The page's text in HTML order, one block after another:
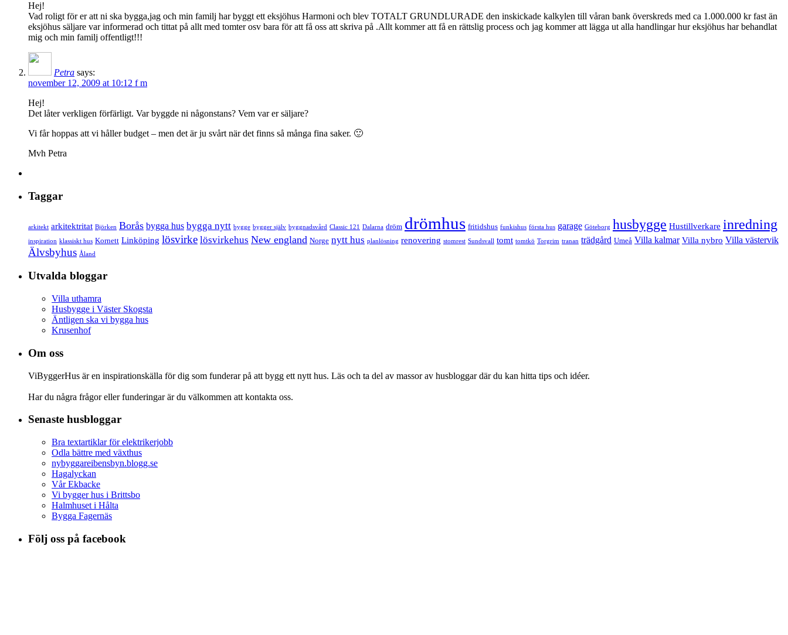
Hej!
Vad roligt för er att ni ska bygga,jag och min familj har byggt ett eksjöhus Harmoni och blev TOTALT GRUNDLURADE den inskickade kalkylen till våran bank överskreds med ca 1.000.000 kr fast än
eksjöhus säljare var informerad och tittat på allt med tomter osv bara för att få oss att skriva på .Allt kommer att få en rättslig process och jag kommer att lägga ut alla handlingar hur eksjöhus har behandlat
mig och min familj offentligt!!!
Petra says:
november 12, 2009 at 10:12 f m
Hej!
Det låter verkligen förfärligt. Var byggde ni någonstans? Vem var er säljare?
Vi får hoppas att vi håller budget – men det är ju svårt när det finns så många fina saker. 🙂
Mvh Petra
Taggar
arkitekt arkitektritat Björken Borås bygga hus bygga nytt bygge bygger själv byggnadsvård Classic 121 Dalarna dröm drömhus fritidshus funkishus första hus garage Göteborg husbygge Hustillverkare inredning
inspiration klassiskt hus Kornett Linköping lösvirke lösvirkehus New england Norge nytt hus planlösning renovering stomrest Sundsvall tomt tomtkö Torgrim tranan trädgård Umeå Villa kalmar Villa nybro Villa västervik
Älvsbyhus Åland
Utvalda bloggar
Villa uthamra
Husbygge i Väster Skogsta
Äntligen ska vi bygga hus
Krusenhof
Om oss
ViByggerHus är en inspirationskälla för dig som funderar på att bygg ett nytt hus. Läs och ta del av massor av husbloggar där du kan hitta tips och idéer.
Har du några frågor eller funderingar är du välkommen att kontakta oss.
Senaste husbloggar
Bra textartiklar för elektrikerjobb
Odla bättre med växthus
nybyggareibensbyn.blogg.se
Hagalyckan
Vår Ekbacke
Vi bygger hus i Brittsbo
Halmhuset i Hålta
Bygga Fagernäs
Följ oss på facebook